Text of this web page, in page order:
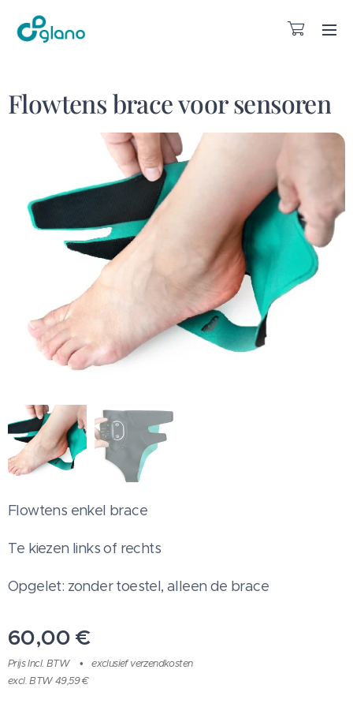
Flowtens brace voor sensoren
Flowtens enkel brace
Te kiezen links of rechts
Opgelet: zonder toestel, alleen de brace
60,00 €
Prijs Incl. BTW
exclusief verzendkosten
excl. BTW 49,59 €